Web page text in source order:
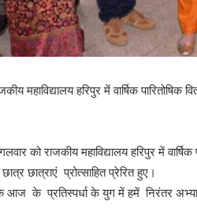
महाविद्यालय हरिपुर में वार्षिक पारितोषिक
को राजकीय महाविद्यालय हरिपुर में
छात्राएं प्रोत्साहित प्रेरित हुए।
आज के प्रतिस्पर्धा के युग में हमें निरंतर